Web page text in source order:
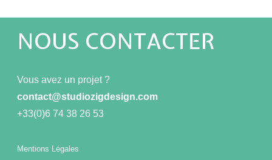
NOUS CONTACTER
Vous avez un projet ?
contact@studiozigdesign.com
+33(0)6 74 38 26 53
Mentions Légales